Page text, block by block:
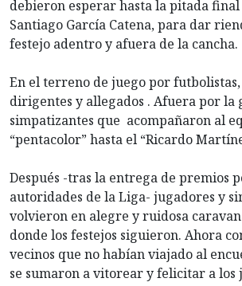
debieron esperar hasta la pitada
Santiago García Catena, para dar
festejo adentro y afuera de la cancha.
En el terreno de juego por
dirigentes y allegados . Afuera por la
simpatizantes que acompañaron al
“pentacolor” hasta el “Ricardo
Después -tras la entrega de premios
autoridades de la Liga- jugadores y
volvieron en alegre y ruidosa
donde los festejos siguieron. Ahora
vecinos que no habían viajado al
se sumaron a vitorear y felicitar a los